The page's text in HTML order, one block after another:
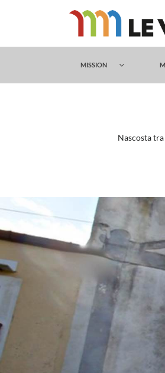
MISSION
Nascosta